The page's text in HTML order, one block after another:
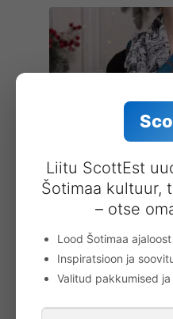
Liitu ScottEst
Šotimaa kultuur,
– otse
Lood Šotimaa
Inspiratsioon ja
Valitud pakkumised